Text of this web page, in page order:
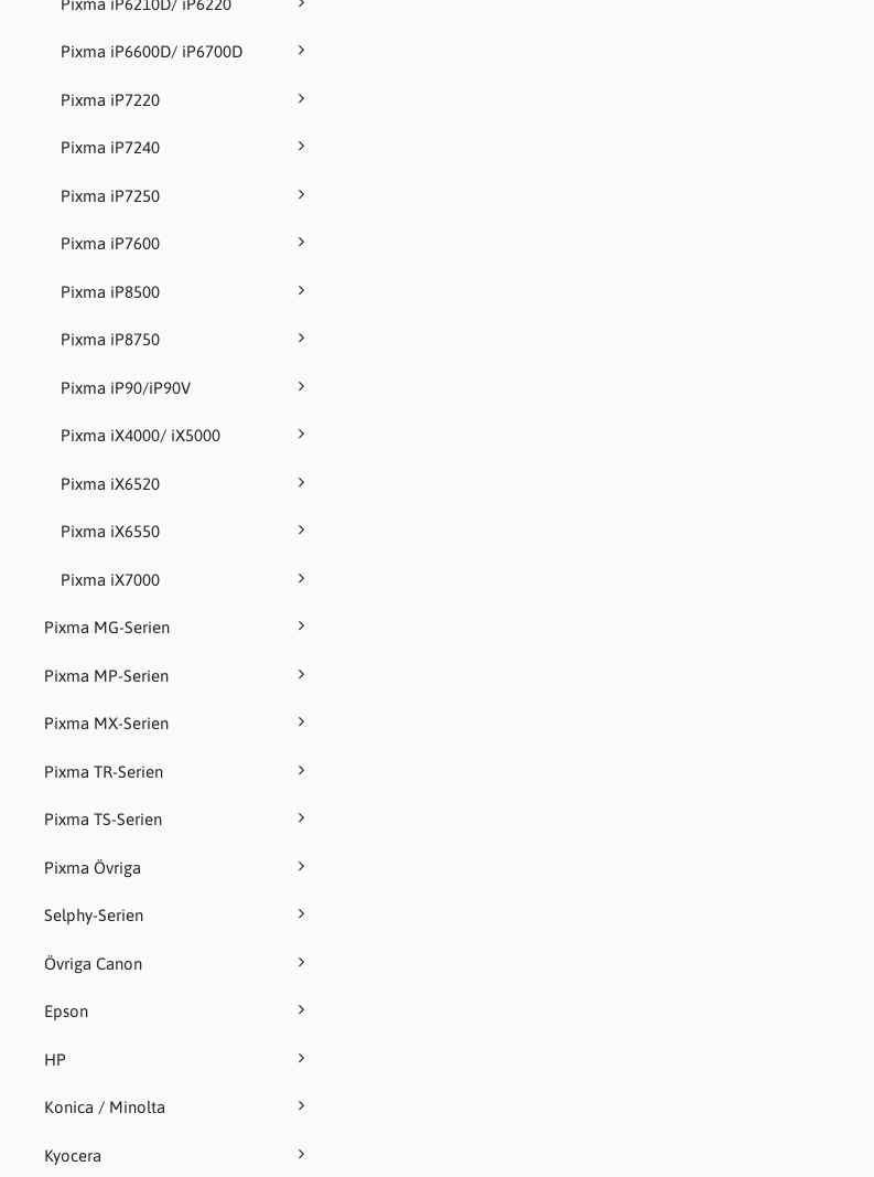
Pixma iP6600D/ iP6700D
Pixma iP7220
Pixma iP7240
Pixma iP7250
Pixma iP7600
Pixma iP8500
Pixma iP8750
Pixma iP90/iP90V
Pixma iX4000/ iX5000
Pixma iX6520
Pixma iX6550
Pixma iX7000
Pixma MG-Serien
Pixma MP-Serien
Pixma MX-Serien
Pixma TR-Serien
Pixma TS-Serien
Pixma Övriga
Selphy-Serien
Övriga Canon
Epson
HP
Konica / Minolta
Kyocera